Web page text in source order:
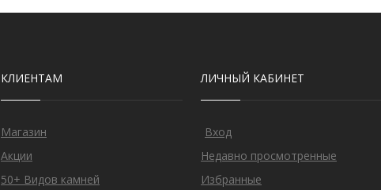
КЛИЕНТАМ
Магазин
Акции
50+ Видов камней
ЛИЧНЫЙ КАБИНЕТ
Вход
Недавно просмотренные
Избранные